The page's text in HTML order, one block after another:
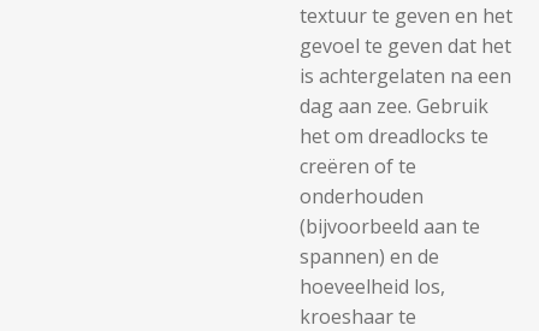
textuur te geven en het
gevoel te geven dat het
is achtergelaten na een
dag aan zee. Gebruik
het om dreadlocks te
creëren of te
onderhouden
(bijvoorbeeld aan te
spannen) en de
hoeveelheid los,
kroeshaar te